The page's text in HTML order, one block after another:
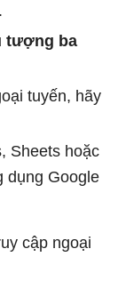
.
tượng ba
tuyến, hãy
Sheets hoặc
dụng Google
cập ngoại